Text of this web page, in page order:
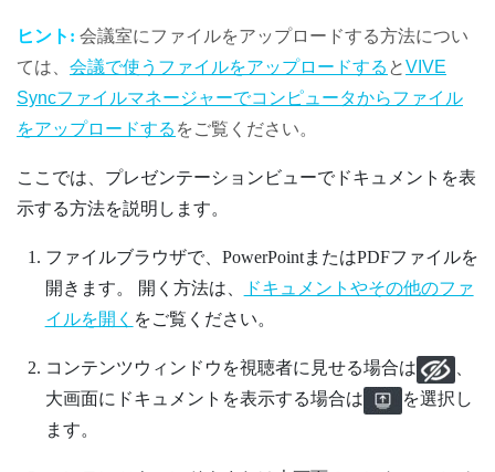
ヒント: 会議室にファイルをアップロードする方法につい
ては、 会議で使うファイルをアップロードする とVIVE
Syncファイルマネージャーでコンピュータからファイル
をアップロードする をご覧ください。
ここでは、プレゼンテーションビューでドキュメントを表
示する方法を説明します。
ファイルブラウザで、 PowerPointまたはPDFファイルを
開きます。
開く方法は、
ドキュメントやその他のファ
イルを開く をご覧ください。
コンテンツウィンドウを視聴者に見せる場合は
大画面にドキュメントを表示する場合は
を選択し
ます。